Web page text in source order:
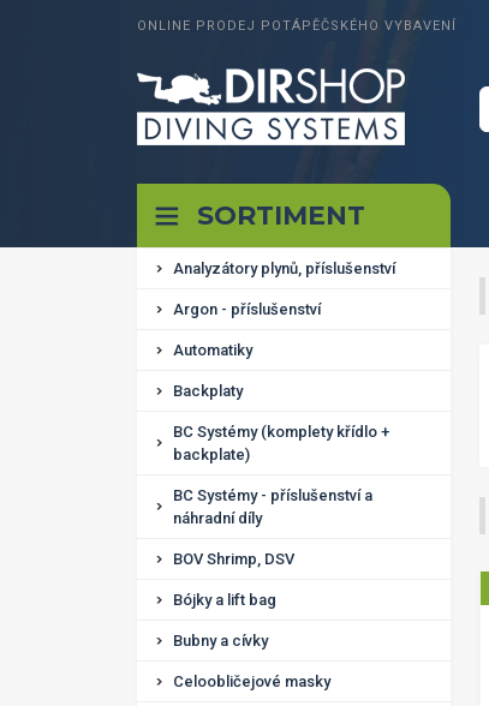
ONLINE PRODEJ POTÁPĚČSKÉHO VYBAVENÍ
SORTIMENT
Analyzátory plynů, příslušenství
Argon - příslušenství
Automatiky
Backplaty
BC Systémy (komplety křídlo +
backplate)
BC Systémy - příslušenství a
náhradní díly
BOV Shrimp, DSV
Bójky a lift bag
Bubny a cívky
Celoobličejové masky